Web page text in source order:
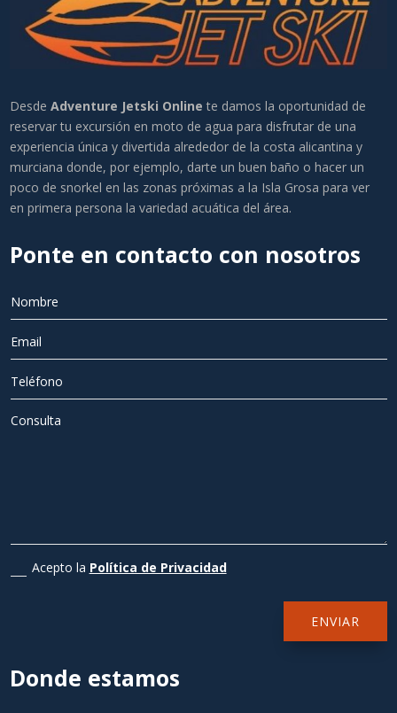
DesdeAdventure Jetski Onlinete damos la oportunidad de
reservar tu excursión en moto de agua para disfrutar de una
experiencia única y divertida alrededor de la costa alicantina y
murciana donde, por ejemplo, darte un buen baño o hacer un
poco de snorkel en las zonas próximas a la Isla Grosa para ver
en primera persona la variedad acuática del área.
Ponte en contacto con nosotros
Acepto la Política de Privacidad
ENVIAR
Donde estamos